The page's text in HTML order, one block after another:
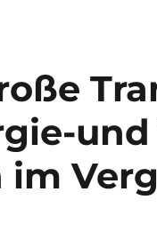
im